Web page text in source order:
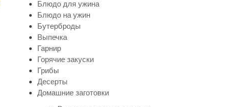
Блюдо для ужина
Блюдо на ужин
Бутерброды
Выпечка
Гарнир
Горячие закуски
Грибы
Десерты
Домашние заготовки